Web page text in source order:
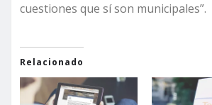
cuestiones que sí son municipales”.
Relacionado